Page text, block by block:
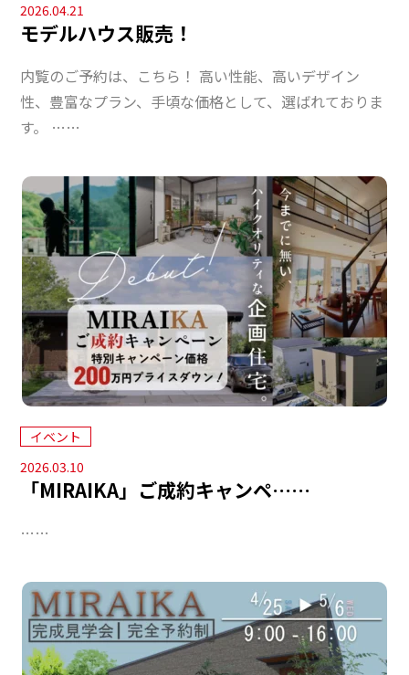
2026.04.21
モデルハウス販売！
内覧のご予約は、こちら！ 高い性能、高いデザイン
性、豊富なプラン、手頃な価格として、選ばれておりま
す。 ……
イベント
2026.03.10
「MIRAIKA」ご成約キャンペ……
……